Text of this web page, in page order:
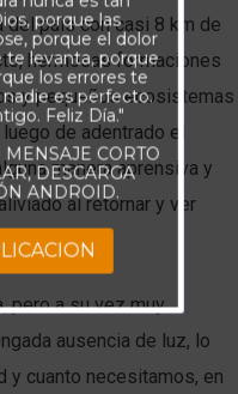
del país con casi 8 km de
hermosas formaciones
y pequeños ecosistemas
de adentrado el
manera aprensiva y
al retornar y ver
pero a su vez muy
ausencia de luz, lo
y cuanto necesitamos, en
porque las
porque el dolor
te levanta, porque
los errores te
es perfecto.
Feliz Día."
CORTO
DESCARGA
ANDROID.